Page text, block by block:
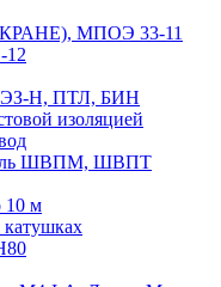
МПОЭ 33-11
Н, ПТЛ, БИН
изоляцией
ШВПМ, ШВПТ
10 м